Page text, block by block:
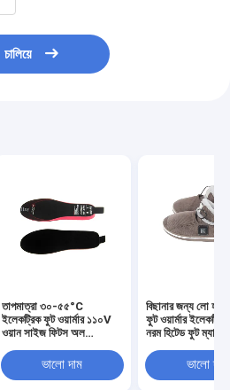
চালিয়ে
তাপমাত্রা ৩০-৫৫°C
ইলেকট্রিক ফুট ওয়ার্মার ১১০V
ওয়ান সাইজ ফিটস অল
আরামদায়ক উষ্ণতা ও স্বাচ্ছন্দ্যের
জন্য
ভালো দাম
বিছানার জন্য লো হাই
ফুট ওয়ার্মার
নরম হিটেড ফুট ম্যাট
ভালো দাম